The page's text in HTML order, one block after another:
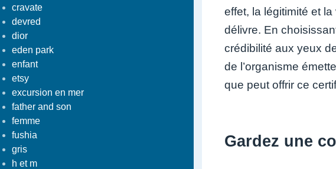
cravate
devred
dior
eden park
enfant
etsy
excursion en mer
father and son
femme
fushia
gris
h et m
effet, la légitimité et
délivre. En
crédibilité aux yeux
de l’organisme
que peut offrir ce
Gardez une